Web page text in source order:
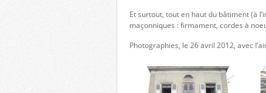
Et surtout, tout en haut du bâtiment (à
maçonniques : firmament, cordes à
Photographies, le 26 avril 2012, avec